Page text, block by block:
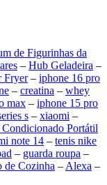
de Figurinhas da
– Hub Geladeira –
Fryer– iphone 16 pro
– creatina – whey
max – iphone 15 pro
s – xiaomi –
Portátil
note 14 – tenis nike
– guarda roupa –
de Cozinha – Alexa –